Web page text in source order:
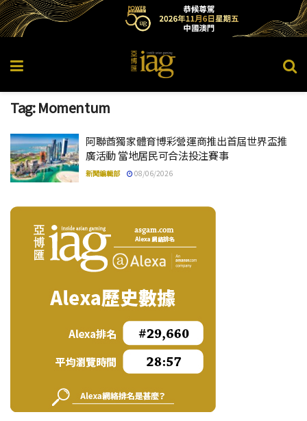
Tag:Momentum
阿聯酋獨家體育博彩營運商推出首屆世界盃推
廣活動 當地居民可合法投注賽事
新聞編輯部 08/06/2026